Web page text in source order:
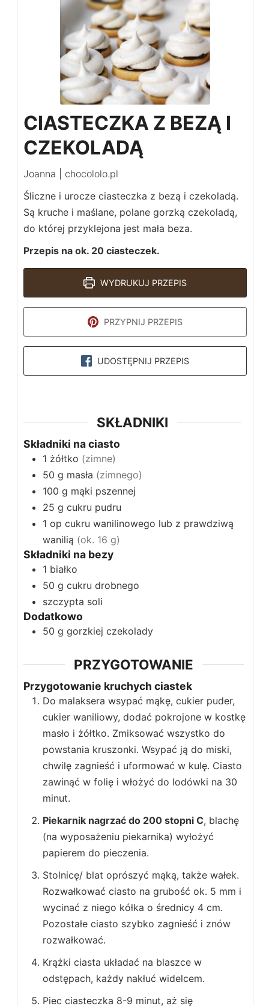
CIASTECZKA Z BEZĄ I
CZEKOLADĄ
Joanna | chocololo.pl
Śliczne i urocze ciasteczka z bezą i czekoladą.
Są kruche i maślane, polane gorzką czekoladą,
do której przyklejona jest mała beza.
Przepis na ok. 20 ciasteczek.
WYDRUKUJ PRZEPIS
PRZYPNIJ PRZEPIS
UDOSTĘPNIJ PRZEPIS
SKŁADNIKI
Składniki na ciasto
1 żółtko (zimne)
50 g masła (zimnego)
100 g mąki pszennej
25 g cukru pudru
1 op cukru wanilinowego lub z prawdziwą
wanilią (ok. 16 g)
Składniki na bezy
1 białko
50 g cukru drobnego
szczypta soli
Dodatkowo
50 g gorzkiej czekolady
PRZYGOTOWANIE
Przygotowanie kruchych ciastek
Do malaksera wsypać mąkę, cukier puder,
cukier waniliowy, dodać pokrojone w kostkę
masło i żółtko. Zmiksować wszystko do
powstania kruszonki. Wsypać ją do miski,
chwilę zagnieść i uformować w kulę. Ciasto
zawinąć w folię i włożyć do lodówki na 30
minut.
Piekarnik nagrzać do 200 stopni C, blachę
(na wyposażeniu piekarnika) wyłożyć
papierem do pieczenia.
Stolnicę/ blat oprószyć mąką, także wałek.
Rozwałkować ciasto na grubość ok. 5 mm i
wycinać z niego kółka o średnicy 4 cm.
Pozostałe ciasto szybko zagnieść i znów
rozwałkować.
Krążki ciasta układać na blaszce w
odstępach, każdy nakłuć widelcem.
Piec ciasteczka 8-9 minut, aż się